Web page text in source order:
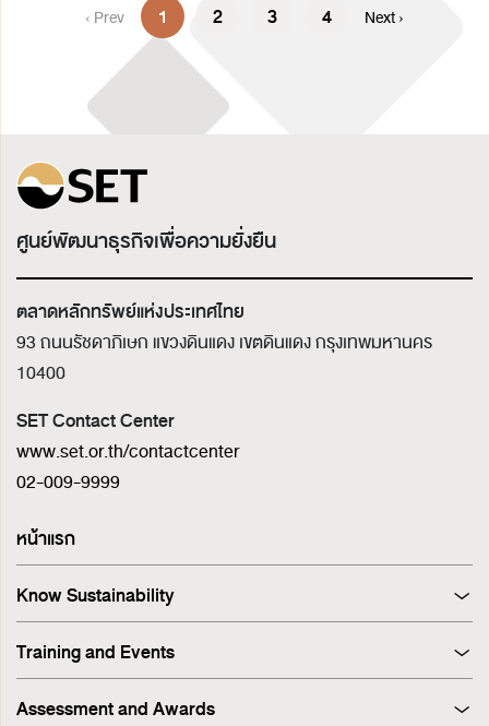
‹ Prev 1 2 3 4 Next ›
ศูนย์พัฒนาธุรกิจเพื่อความยั่งยืน
ตลาดหลักทรัพย์แห่งประเทศไทย
93 ถนนรัชดาภิเษก แขวงดินแดง เขตดินแดงกรุงเทพมหานคร
10400
SET Contact Center
www.set.or.th/contactcenter
02-009-9999
หน้าแรก
Know Sustainability
Sustainability at A Glance
Principles and Guidelines
Corporate Governance
Sustainability Management Process
Training and Events
Training
Events
Assessment and Awards